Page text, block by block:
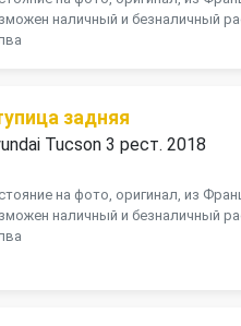
наличный и безналичный
задняя
Tucson 3 рест. 2018
на фото, оригинал, из
наличный и безналичный